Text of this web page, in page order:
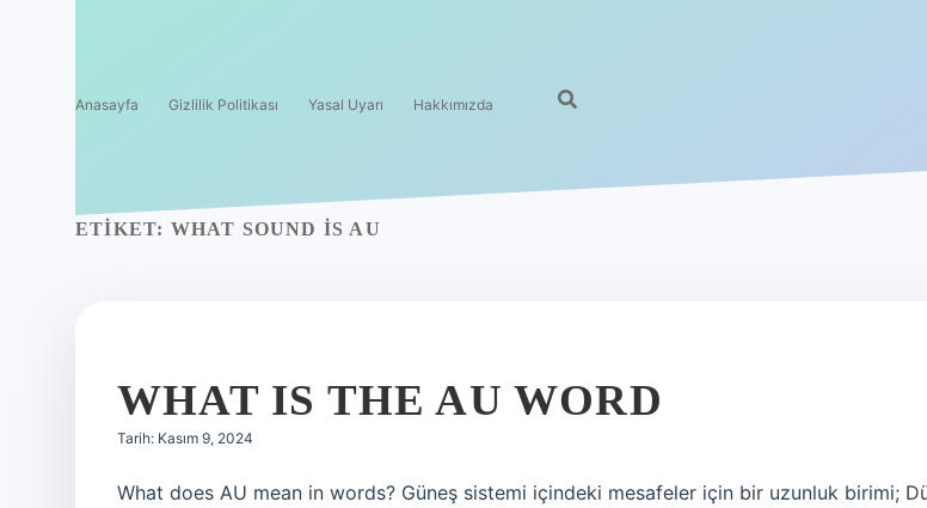
Anasayfa Gizlilik Politikası Yasal Uyarı Hakkımızda
ETIKET: WHAT SOUND IS AU
WHAT IS THE AU WORD
Tarih: Kasım 9, 2024
What does AU mean in words? Güneş sistemi içindeki mesafeler için bir uzunluk birimi;